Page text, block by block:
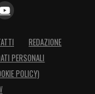
REDAZIONE
PERSONALI
POLICY)